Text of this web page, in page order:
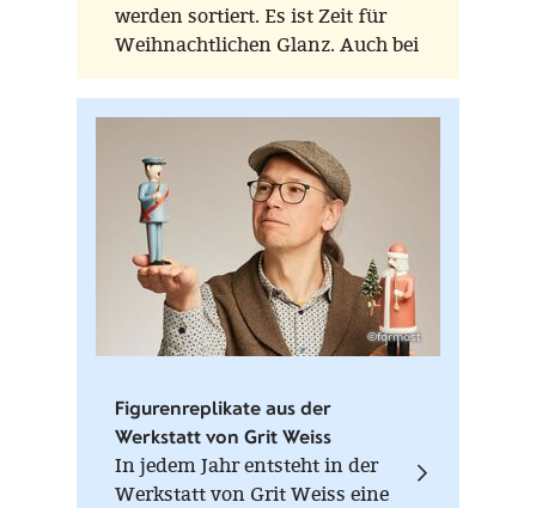
werden sortiert. Es ist Zeit für
Weihnachtlichen Glanz. Auch bei
FORMOST! Kommen Sie uns
besuchen.
©formost
Figurenreplikate aus der
Werkstatt von Grit Weiss
In jedem Jahr entsteht in der
Werkstatt von Grit Weiss eine